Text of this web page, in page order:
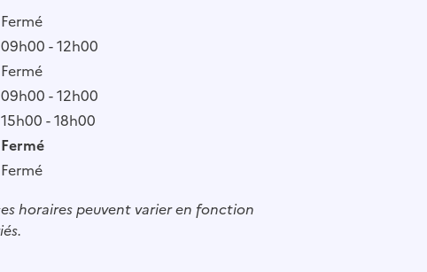
Fermé
09h00 - 12h00
Fermé
09h00 - 12h00
15h00 - 18h00
Fermé
Fermé
horaires peuvent varier en fonction